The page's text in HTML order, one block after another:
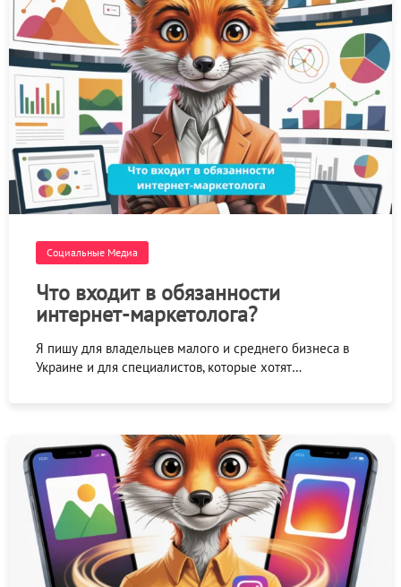
Социальные Медиа
Что входит в обязанности
интернет-маркетолога?
Я пишу для владельцев малого и среднего бизнеса в
Украине и для специалистов, которые хотят…